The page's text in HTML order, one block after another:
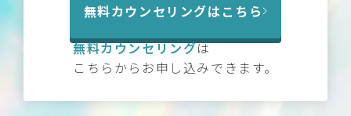
無料カウンセリングはこちら
無料カウンセリングは
こちらからお申し込みできます。